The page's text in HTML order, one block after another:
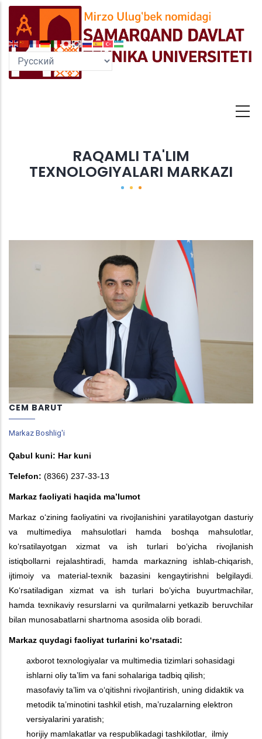
Перейти
основному
содержанию
RAQAMLI TA'LIM
TEXNOLOGIYALARI MARKAZI
CEM BARUT
Markaz Boshlig'i
Qabul kuni: Har kuni
Telefon: (8366) 237-33-13
Markaz faoliyati haqida ma’lumot
Markaz o‘zining faoliyatini va rivojlanishini yaratilayotgan dasturiy
va multimediya mahsulotlari hamda boshqa mahsulotlar,
ko‘rsatilayotgan xizmat va ish turlari bo‘yicha rivojlanish
istiqbollarni rejalashtiradi, hamda markazning ishlab-chiqarish,
ijtimoiy va material-texnik bazasini kengaytirishni belgilaydi.
Ko‘rsatiladigan xizmat va ish turlari bo‘yicha buyurtmachilar,
hamda texnikaviy resurslarni va qurilmalarni yetkazib beruvchilar
bilan munosabatlarni shartnoma asosida olib boradi.
Markaz quydagi faoliyat turlarini ko‘rsatadi:
axborot texnologiyalar va multimedia tizimlari sohasidagi
ishlarni oliy ta’lim va fani sohalariga tadbiq qilish;
masofaviy ta’lim va o‘qitishni rivojlantirish, uning didaktik va
metodik ta’minotini tashkil etish, ma’ruzalarning elektron
versiyalarini yaratish;
horijiy mamlakatlar va respublikadagi tashkilotlar, ilmiy